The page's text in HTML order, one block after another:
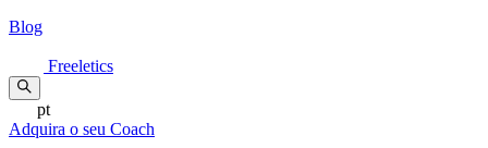
Blog
Freeletics
pt
Adquira o seu Coach